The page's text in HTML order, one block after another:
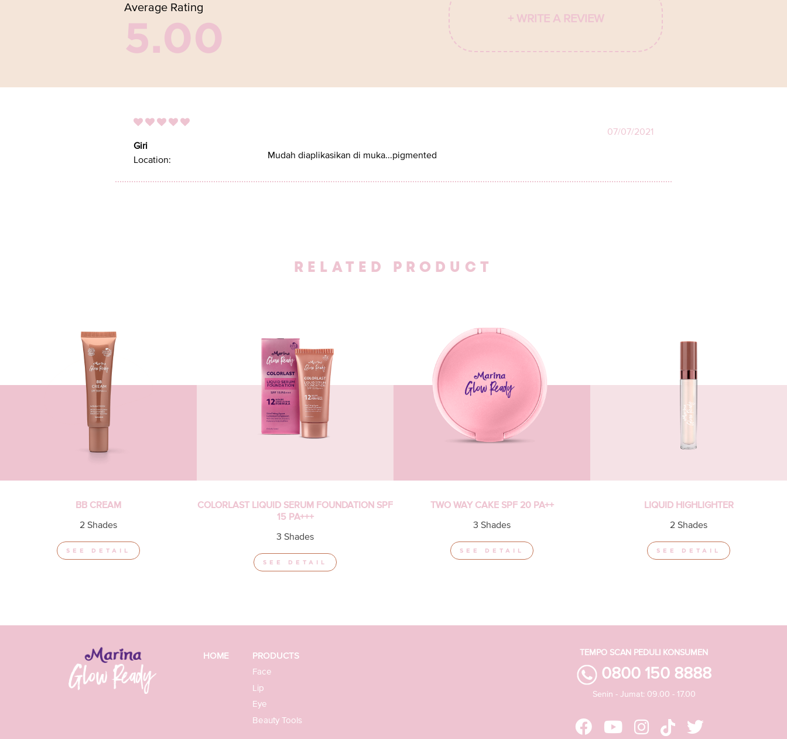
Average Rating
5.00 + WRITE A REVIEW
Giri
Location:
07/07/2021
Mudah diaplikasikan di muka...pigmented
RELATED PRODUCT
BB CREAM
2 Shades
SEE DETAIL
COLORLAST LIQUID SERUM FOUNDATION SPF
15 PA+++
3 Shades
SEE DETAIL
TWO WAY CAKE SPF 20 PA++
3 Shades
SEE DETAIL
LIQUID HIGHLIGHTER
2 Shades
SEE DETAIL
HOME
PRODUCTS
Face
Lip
Eye
Beauty Tools
TEMPO SCAN PEDULI KONSUMEN
0800 150 8888
Senin - Jumat: 09.00 - 17.00